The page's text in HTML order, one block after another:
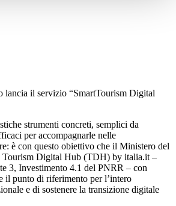
lancia il servizio “SmartTourism Digital
strumenti concreti, semplici da
per accompagnarle nelle
è con questo obiettivo che il Ministero del
Tourism Digital Hub (TDH) by italia.it –
3, Investimento 4.1 del PNRR – con
il punto di riferimento per l’intero
e di sostenere la transizione digitale